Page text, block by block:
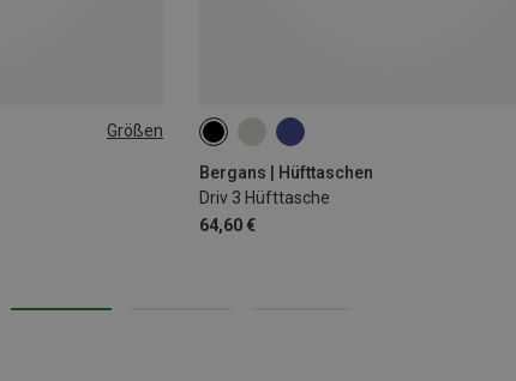
Größen
Bergans | Hüfttaschen
Driv 3 Hüfttasche
64,60 €
3L